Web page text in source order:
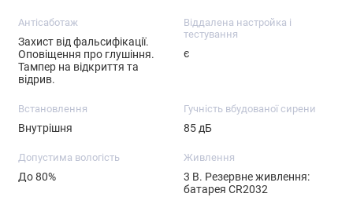
Антісаботаж
Захист від фальсифікації.
Оповіщення про глушіння.
Тампер на відкриття та
відрив.
Віддалена настройка і
тестування
є
Встановлення
Внутрішня
Гучність вбудованої сирени
85 дБ
Допустима вологість
До 80%
Живлення
3 В. Резервне живлення:
батарея CR2032